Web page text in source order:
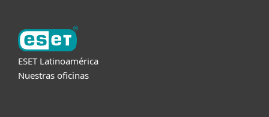
ESET Latinoamérica
Nuestras oficinas